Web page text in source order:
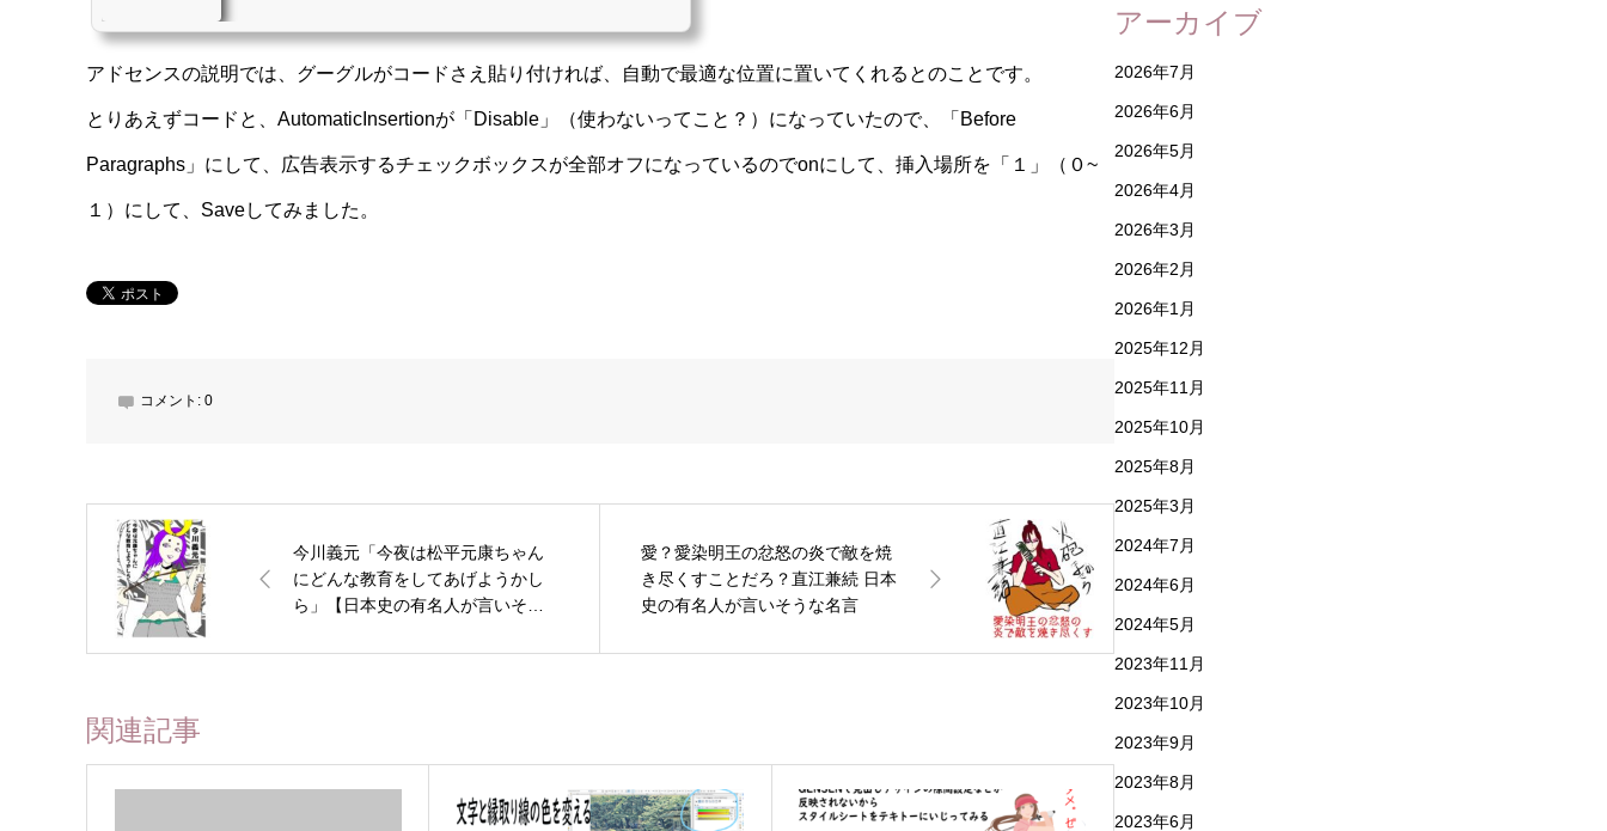
ードを入れなくてはいけませんでしたし、記事の移行時には、1記事ずつ
なり優秀なやつで、「記事全体の●●%目の段落に挿入」といったような挿
なく、管理画面からボタン一つでできま...
アドセンスの説明では、グーグルがコードさえ貼り付ければ、自動で最適な位置に置いてくれるとのことです。
とりあえずコードと、AutomaticInsertionが「Disable」（使わないってこと？）になっていたので、「Before
Paragraphs」にして、広告表示するチェックボックスが全部オフになっているのでonにして、挿入場所を「１」（０~
１）にして、Saveしてみました。
コメント: 0
今川義元「今夜は松平元康ちゃん
にどんな教育をしてあげようかし
ら」【日本史の有名人が言いそう
愛？愛染明王の忿怒の炎で敵を焼
き尽くすことだろ？直江兼続 日本
史の有名人が言いそうな名言
関連記事
アーカイブ
2026年7月
2026年6月
2026年5月
2026年4月
2026年3月
2026年2月
2026年1月
2025年12月
2025年11月
2025年10月
2025年8月
2025年3月
2024年7月
2024年6月
2024年5月
2023年11月
2023年10月
2023年9月
2023年8月
2023年6月